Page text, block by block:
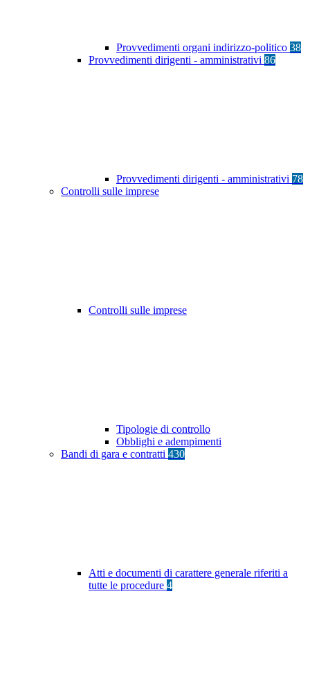
Provvedimenti organi indirizzo-politico 38
Provvedimenti dirigenti - amministrativi 86
Provvedimenti dirigenti - amministrativi 78
Controlli sulle imprese
Controlli sulle imprese
Tipologie di controllo
Obblighi e adempimenti
Bandi di gara e contratti 430
Atti e documenti di carattere generale riferiti a
tutte le procedure 4